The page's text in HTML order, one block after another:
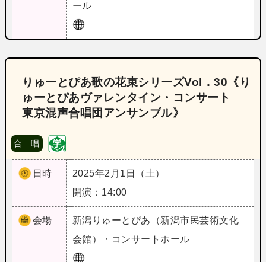
ール
りゅーとぴあ歌の花束シリーズVol．30《り
ゅーとぴあヴァレンタイン・コンサート
東京混声合唱団アンサンブル》
合 唱
日時
2025年2月1日（土）
開演：14:00
会場 新潟 りゅーとぴあ（新潟市民芸術文化
会館）・コンサートホール